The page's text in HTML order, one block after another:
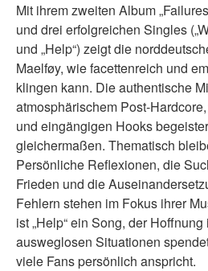
Mit ihrem zweiten Album
und drei erfolgreichen Singles
und „Help“) zeigt die
Maelføy, wie facettenreich und
klingen kann. Die authentische
atmosphärischem Post-
und eingängigen Hooks
gleichermaßen. Thematisch
Persönliche Reflexionen, die
Frieden und die
Fehlern stehen im Fokus ihrer
ist „Help“ ein Song, der
ausweglosen Situationen
viele Fans persönlich anspricht.